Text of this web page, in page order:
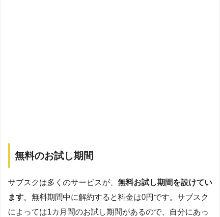
無料のお試し期間
サブスクは多くのサービスが、 無料お試し期間を設けてい
ます。無料期間中に解約すると料金は0円です。サブスク
によっては1カ月間のお試し期間があるので、自分にあっ